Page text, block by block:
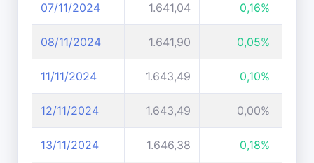
07/11/2024 1.641,04 0,16%
08/11/2024 1.641,90 0,05%
11/11/2024 1.643,49 0,10%
12/11/2024 1.643,49 0,00%
13/11/2024 1.646,38 0,18%